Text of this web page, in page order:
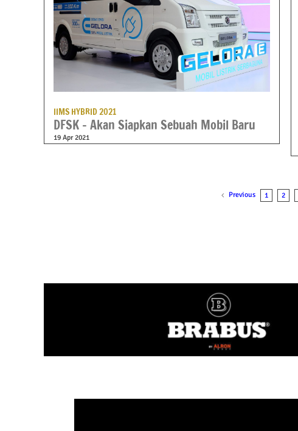
IIMS HYBRID 2021
DFSK – Akan Siapkan Sebuah Mobil Baru
19 Apr 2021
Previous 1 2